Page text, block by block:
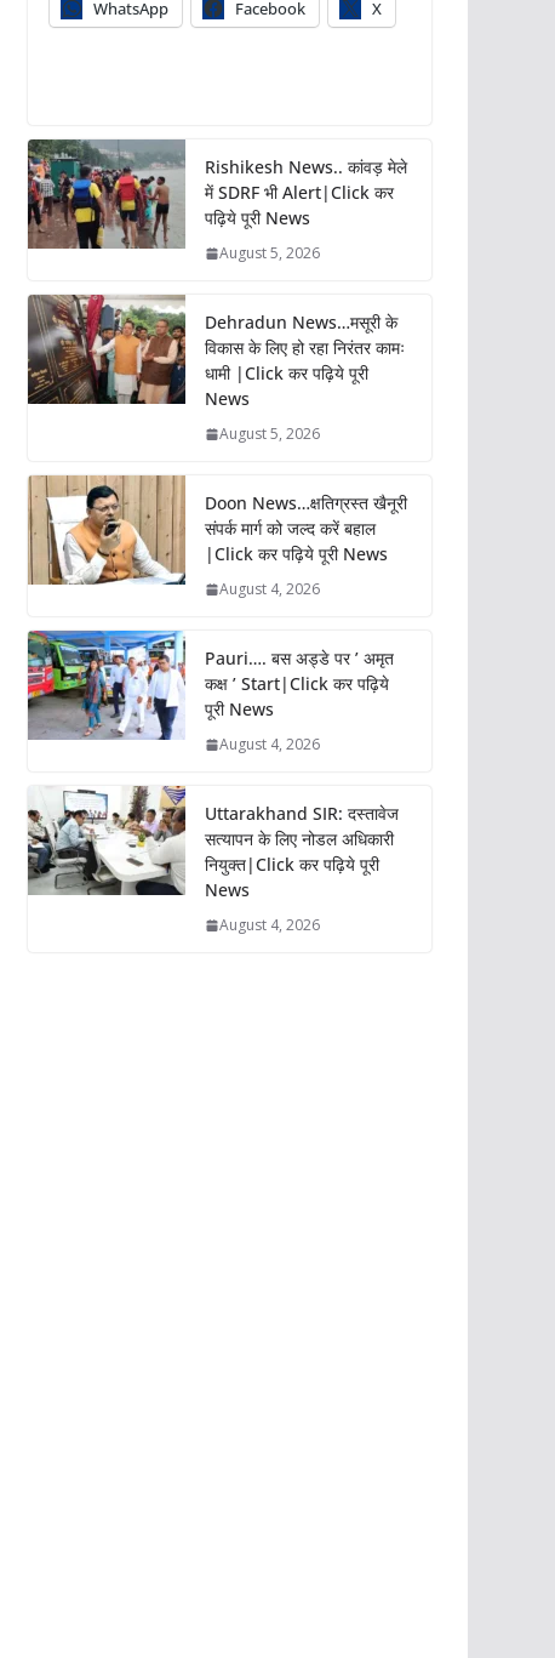
WhatsApp Facebook X
Rishikesh News.. कांवड़ मेले
में SDRF भी Alert|Click कर
पढ़िये पूरी News
August 5, 2026
Dehradun News…मसूरी के
विकास के लिए हो रहा निरंतर कामः
धामी |Click कर पढ़िये पूरी
News
August 5, 2026
Doon News…क्षतिग्रस्त खैनूरी
संपर्क मार्ग को जल्द करें बहाल
|Click कर पढ़िये पूरी News
August 4, 2026
Pauri…. बस अड्डे पर ’ अमृत
कक्ष ’ Start|Click कर पढ़िये
पूरी News
August 4, 2026
Uttarakhand SIR: दस्तावेज
सत्यापन के लिए नोडल अधिकारी
नियुक्त|Click कर पढ़िये पूरी
News
August 4, 2026